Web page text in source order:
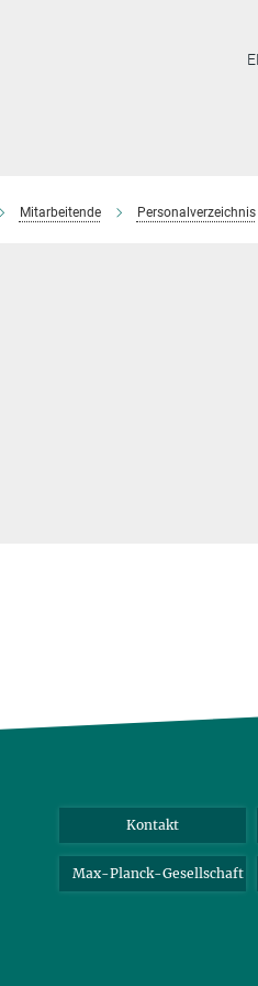
Mitarbeitende Personalverzeichnis
Kontakt
Max-Planck-Gesellschaft